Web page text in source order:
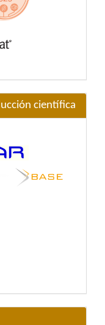
científica